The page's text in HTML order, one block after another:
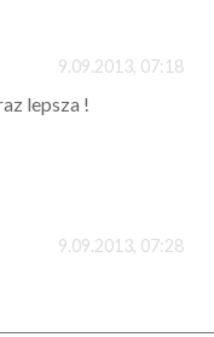
9.09.2013, 07:18
lepsza !
9.09.2013, 07:28